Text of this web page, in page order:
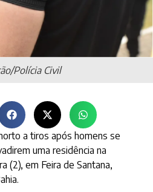
Polícia Civil
a tiros após homens se
uma residência na
(2), em Feira de Santana,